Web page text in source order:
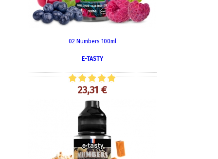
02 Numbers 100ml
E-TASTY
23,31 €